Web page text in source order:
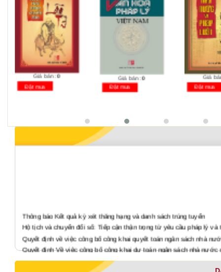
Giá bán:0
Đặt mua
Giá bán:0
Đặt mua
Giá
Đặt mua
Thông báo Kết quả kỳ xét thăng hạng và danh sách trúng tuyển
Hộ tịch và chuyển đổi số: Tiếp cận thận trọng từ yêu cầu pháp lý và
Quyết định về việc công bố công khai quyết toán ngân sách nhà
Quyết định Về việc công bố công khai dự toán ngân sách nhà nước
Báo cáo tình hình thực hiện công khai quyết toán ngân sách nhà